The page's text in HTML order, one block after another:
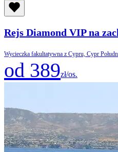
Rejs Diamond VIP na
Wycieczka fakultatywna z Cypru, Cypr
od 389zł/os.